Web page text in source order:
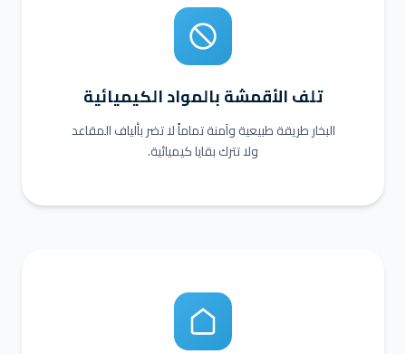
تلف الأقمشة بالمواد الكيميائية
البخار طريقة طبيعية وآمنة تماماً لا تضر بألياف المقاعد
ولا تترك بقايا كيميائية.